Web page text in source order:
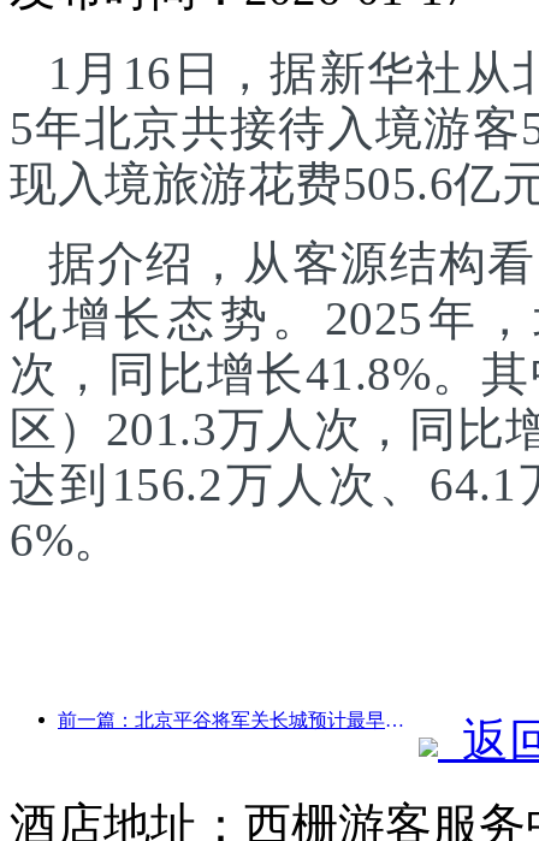
1月16日，据新华社从
5年北京共接待入境游客
现入境旅游花费505.6亿
据介绍，从客源结构
化增长态势。2025年
次，同比增长41.8%。
区）201.3万人次，同比
达到156.2万人次、
6%。
前一篇：北京平谷将军关长城预计最早于2026年底开门迎客
返
酒店地址：西栅游客服